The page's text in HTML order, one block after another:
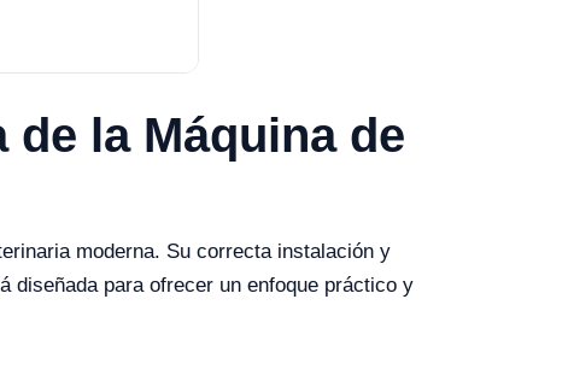
la Máquina de
moderna. Su correcta instalación y
diseñada para ofrecer un enfoque práctico y